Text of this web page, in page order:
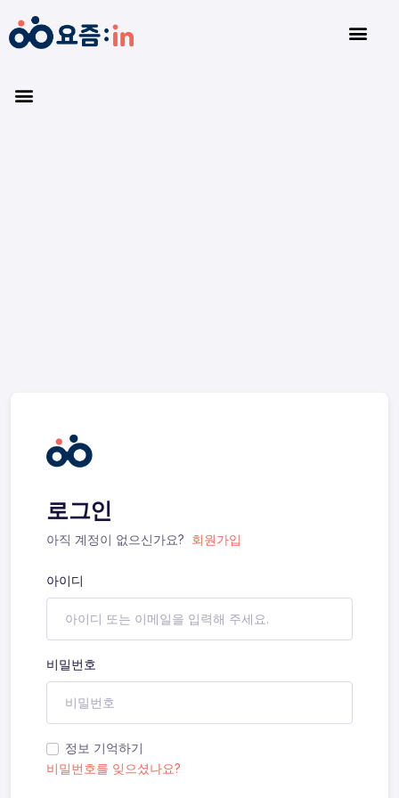
로그인
아직 계정이 없으신가요? 회원가입
아이디
비밀번호
정보 기억하기
비밀번호를 잊으셨나요?